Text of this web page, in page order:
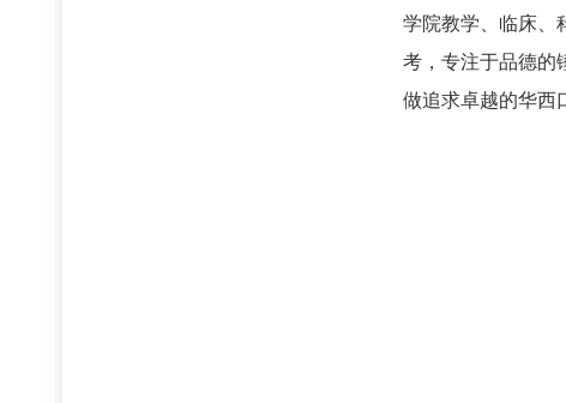
学院教学、临床、
考，专注于品德的
做追求卓越的华西